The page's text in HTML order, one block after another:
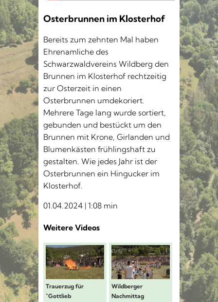
Impressionen aus Wildberg -
Osterbrunnen im Klosterhof
Osterbrunnen im Klosterhof
Bereits zum zehnten Mal haben
Ehrenamliche des
Schwarzwaldvereins Wildberg den
Brunnen im Klosterhof rechtzeitig
zur Osterzeit in einen
Osterbrunnen umdekoriert.
Mehrere Tage lang wurde sortiert,
gebunden und bestückt um den
Brunnen mit Krone, Girlanden und
Blumenkästen frühlingshaft zu
gestalten. Wie jedes Jahr ist der
Osterbrunnen ein Hingucker im
Klosterhof.
01.04.2024 | 1:08 min
Weitere Videos
Schäferlauf 2026: Trauerzug für
Trauerzug für
"Gottlieb
Schäferlauf 2026:
Wildberger
Nachmittag
vor dem